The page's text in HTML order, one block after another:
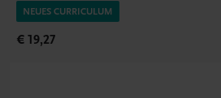
NEUES CURRICULUM
€ 19,27